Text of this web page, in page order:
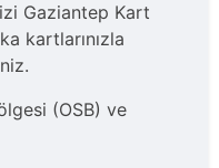
Gaziantep Kart
kartlarınızla
(OSB) ve